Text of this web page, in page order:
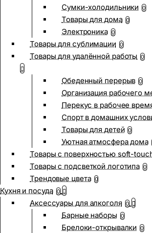
Сумки-холодильники 0
Товары для дома 0
Электроника 0
Товары для сублимации 0
Товары для удалённой работы 0
Обеденный перерыв 0
Организация рабочего
Перекус в рабочее
Спорт в домашних
Товары для детей 0
Уютная атмосфера дома
Товары с поверхностью soft-
Товары с подсветкой логотипа 0
Трендовые цвета 0
Кухня и посуда 0
Аксессуары для алкоголя 0
Барные наборы 0
Брелоки-открывалки 0